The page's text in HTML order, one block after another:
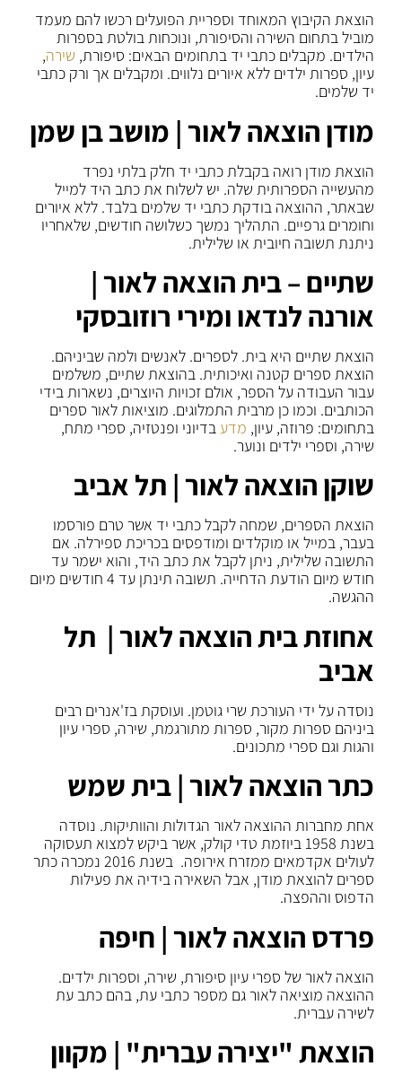
הוצאת הקיבוץ המאוחד וספריית הפועלים רכשו להם מעמד
מוביל בתחום השירה והסיפורת, ונוכחות בולטת בספרות
הילדים. מקבלים כתבי יד בתחומים הבאים: סיפורת, שירה,
עיון, ספרות ילדים ללא איורים נלווים. ומקבלים אך ורק כתבי
יד שלמים.
מודן הוצאה לאור | מושב בן שמן
הוצאת מודן רואה בקבלת כתבי יד חלק בלתי נפרד
מהעשייה הספרותית שלה. יש לשלוח את כתב היד למייל
שבאתר, ההוצאה בודקת כתבי יד שלמים בלבד. ללא איורים
וחומרים גרפיים. התהליך נמשך כשלושה חודשים, שלאחריו
ניתנת תשובה חיובית או שלילית.
שתיים – בית הוצאה לאור |
אורנה לנדאו ומירי רוזובסקי
הוצאת שתיים היא בית. לספרים. לאנשים ולמה שביניהם.
הוצאת ספרים קטנה ואיכותית. בהוצאת שתיים, משלמים
עבור העבודה על הספר, אולם זכויות היוצרים, נשארות בידי
הכותבים. וכמו כן מרבית התמלוגים. מוציאות לאור ספרים
בתחומים: פרוזה, עיון, מדעבדיוני ופנטזיה, ספרי מתח,
שירה, וספרי ילדים ונוער.
שוקן הוצאה לאור | תל אביב
הוצאת הספרים, שמחה לקבל כתבי יד אשר טרם פורסמו
בעבר, במייל או מוקלדים ומודפסים בכריכת ספירלה. אם
התשובה שלילית, ניתן לקבל את כתב היד, והוא ישמר עד
חודש מיום הודעת הדחייה. תשובה תינתן עד 4 חודשים מיום
ההגשה.
אחוזת בית הוצאה לאור | תל
אביב
נוסדה על ידי העורכת שרי גוטמן. ועוסקת בז'אנרים רבים
ביניהם ספרות מקור, ספרות מתורגמת, שירה, ספרי עיון
והגות וגם ספרי מתכונים.
כתר הוצאה לאור | בית שמש
אחת מחברות ההוצאה לאור הגדולות והוותיקות. נוסדה
בשנת 1958 ביוזמת טדי קולק, אשר ביקש למצוא תעסוקה
לעולים אקדמאים ממזרח אירופה. בשנת 2016 נמכרה כתר
ספרים להוצאת מודן, אבל השאירה בידיה את פעילות
הדפוס וההפצה.
פרדס הוצאה לאור | חיפה
הוצאה לאור של ספרי עיון סיפורת, שירה, וספרות ילדים.
ההוצאה מוציאה לאור גם מספר כתבי עת, בהם כתב עת
לשירה עברית.
הוצאת "יצירה עברית" | מקוון